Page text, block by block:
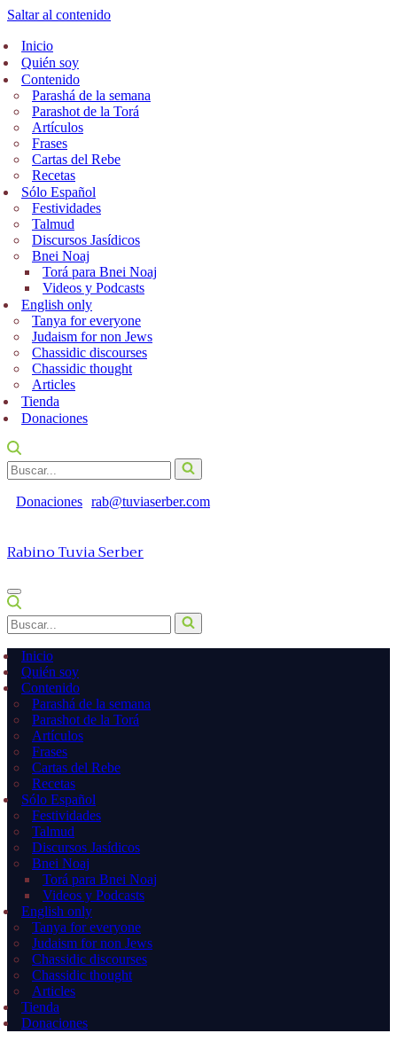
Saltar al contenido
Inicio
Quién soy
Contenido
Parashá de la semana
Parashot de la Torá
Artículos
Frases
Cartas del Rebe
Recetas
Sólo Español
Festividades
Talmud
Discursos Jasídicos
Bnei Noaj
Torá para Bnei Noaj
Videos y Podcasts
English only
Tanya for everyone
Judaism for non Jews
Chassidic discourses
Chassidic thought
Articles
Tienda
Donaciones
Buscar...
Donaciones rab@tuviaserber.com
Rabino Tuvia Serber
Menú
de
navegación
Buscar...
Inicio
Quién soy
Contenido
Parashá de la semana
Parashot de la Torá
Artículos
Frases
Cartas del Rebe
Recetas
Sólo Español
Festividades
Talmud
Discursos Jasídicos
Bnei Noaj
Torá para Bnei Noaj
Videos y Podcasts
English only
Tanya for everyone
Judaism for non Jews
Chassidic discourses
Chassidic thought
Articles
Tienda
Donaciones